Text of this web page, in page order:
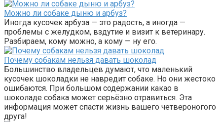
Можно ли собаке дыню и арбуз?
Иногда кусочек арбуза — это радость, а иногда —
проблемы с желудком, вздутие и визит к ветеринару.
Разбираем, кому можно, а кому — ну его.
Почему собакам нельзя давать шоколад
Большинство владельцев думают, что маленький
кусочек шоколадки не навредит собаке. Но они жестоко
ошибаются. При большом содержании какао в
шоколаде собака может серьёзно отравиться. Эта
информация может спасти жизнь вашего четвероногого
друга!